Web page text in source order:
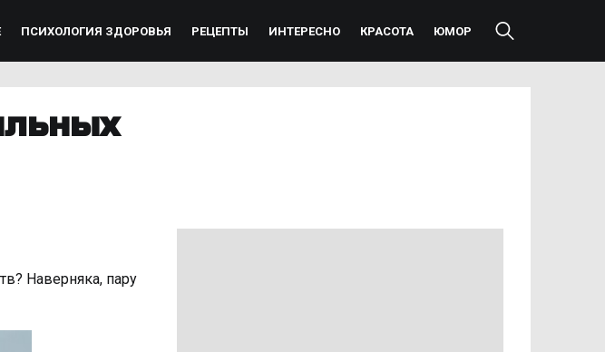
ПСИХОЛОГИЯ ЗДОРОВЬЯ РЕЦЕПТЫ ИНТЕРЕСНО КРАСОТА ЮМОР
Наверняка, пару